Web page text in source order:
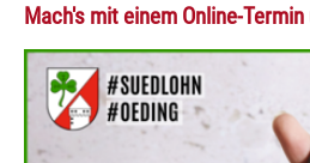
Mach's mit einem Online-